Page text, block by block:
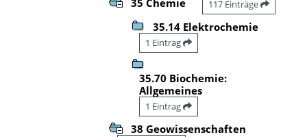
117 Einträge
35.14 Elektrochemie
1 Eintrag
35.70 Biochemie:
Allgemeines
1 Eintrag
38 Geowissenschaften